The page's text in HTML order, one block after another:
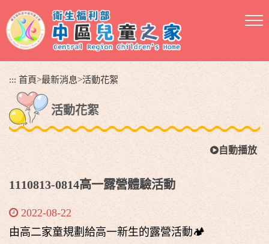
到
主
::: 首頁>最新消息>活動花絮
活動花絮
自動播放
1110813-0814高一露營體驗活動
2022-08-22
由高二家童規劃給高一新生的露營活動🏕